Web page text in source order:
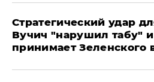
Стратегический удар
Вучич "нарушил табу"
принимает Зеленского